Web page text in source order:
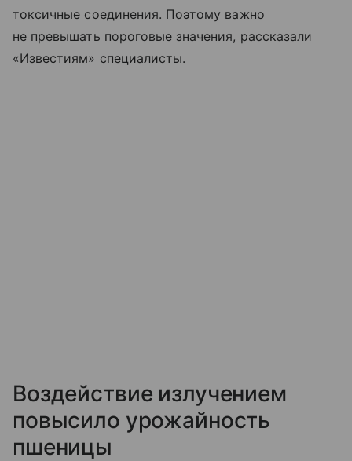
токсичные соединения. Поэтому важно
не превышать пороговые значения, рассказали
«Известиям» специалисты.
Воздействие излучением
повысило урожайность
пшеницы